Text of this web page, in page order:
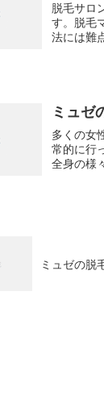
脱毛サロ
す。脱毛
法には難
ミュゼ
多くの女
常的に行
全身の様
ミュゼの脱